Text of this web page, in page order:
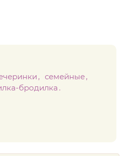
семейные
бродилка